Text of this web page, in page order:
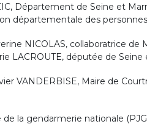
Département de Seine et
départementale des
NICOLAS, collaboratrice
LACROUTE, députée de Seine
VANDERBISE, Maire de
de la gendarmerie nationale